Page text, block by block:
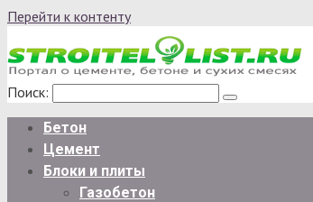
Перейти к контенту
Поиск:
Бетон
Цемент
Блоки и плиты
Газобетон